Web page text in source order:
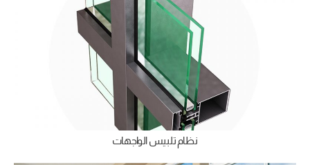
نظام تلبيس الواجهات